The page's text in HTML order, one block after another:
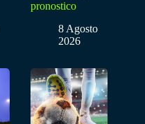
pronostico
8 Agosto
2026